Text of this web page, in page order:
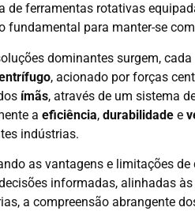
de ferramentas rotativas
fundamental para manter-se
dominantes surgem,
, acionado por forças
ímãs, através de um sistema
a eficiência, durabilidadee
indústrias.
as vantagens e limitações
informadas, alinhadas
a compreensão abrangente